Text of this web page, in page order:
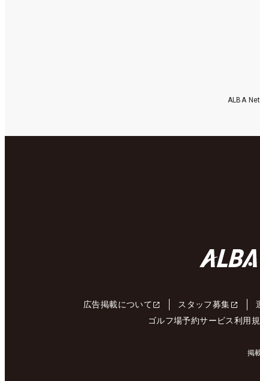
ALBA
広告掲載について スタッフ募集
ゴルフ場予約サービス利用
掲